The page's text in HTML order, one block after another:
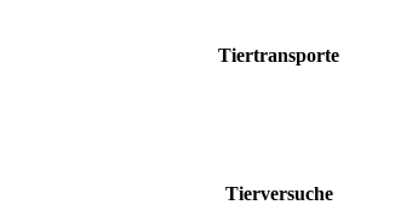
Tiertransporte
Tierversuche